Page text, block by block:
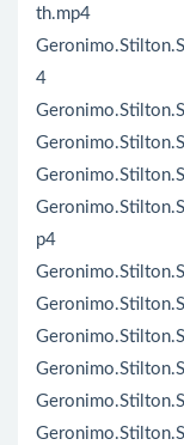
th.mp4
4
p4